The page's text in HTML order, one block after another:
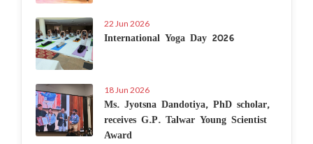
22 Jun 2026
International Yoga Day 2026
18 Jun 2026
Ms. Jyotsna Dandotiya, PhD scholar,
receives G.P. Talwar Young Scientist
Award